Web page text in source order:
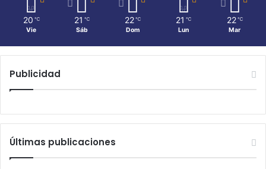
20 ℃
Vie
21 ℃
Sáb
22 ℃
Dom
21 ℃
Lun
22 ℃
Mar
Publicidad
Últimas publicaciones